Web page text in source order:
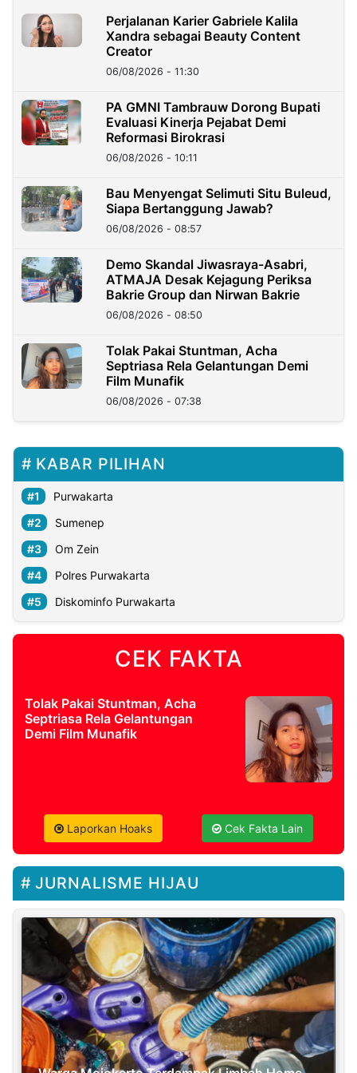
Perjalanan Karier Gabriele Kalila
Xandra sebagai Beauty Content
Creator
06/08/2026 - 11:30
PA GMNI Tambrauw Dorong Bupati
Evaluasi Kinerja Pejabat Demi
Reformasi Birokrasi
06/08/2026 - 10:11
Bau Menyengat Selimuti Situ Buleud,
Siapa Bertanggung Jawab?
06/08/2026 - 08:57
Demo Skandal Jiwasraya-Asabri,
ATMAJA Desak Kejagung Periksa
Bakrie Group dan Nirwan Bakrie
06/08/2026 - 08:50
Tolak Pakai Stuntman, Acha
Septriasa Rela Gelantungan Demi
Film Munafik
06/08/2026 - 07:38
KABAR PILIHAN
Purwakarta
Sumenep
Om Zein
Polres Purwakarta
Diskominfo Purwakarta
CEK FAKTA
Tolak Pakai Stuntman, Acha
Septriasa Rela Gelantungan
Demi Film Munafik
Laporkan Hoaks Cek Fakta Lain
JURNALISME HIJAU